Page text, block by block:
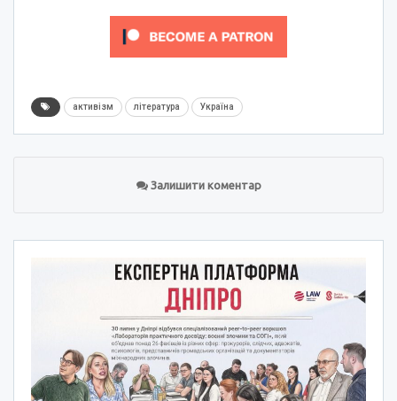
активізм література Україна
Залишити коментар